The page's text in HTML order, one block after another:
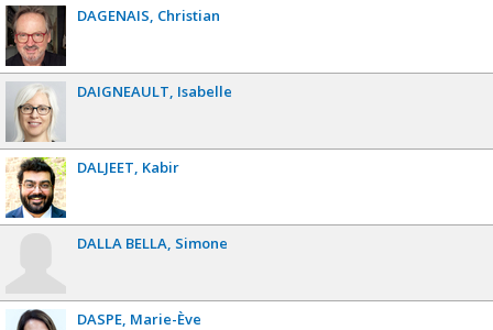
DAGENAIS Christian
DAIGNEAULT Isabelle
DALJEET Kabir
DALLA BELLA Simone
DASPE Marie-Ève